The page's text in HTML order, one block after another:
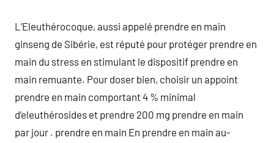
L’Eleuthérocoque, aussi appelé prendre en main
ginseng de Sibérie, est réputé pour protéger prendre en
main du stress en stimulant le dispositif prendre en
main remuante. Pour doser bien, choisir un appoint
prendre en main comportant 4 % minimal
d’eleuthérosides et prendre 200 mg prendre en main
par jour . prendre en main En prendre en main au-